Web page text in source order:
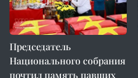
Председатель
Национального собрания
почтил память павших